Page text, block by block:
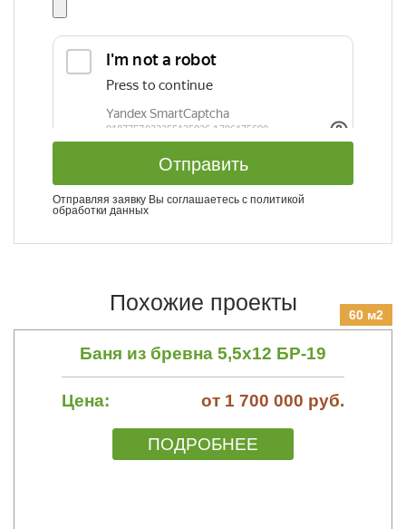
Отправить
Отправляя заявку Вы соглашаетесь с политикой
обработки данных
Похожие проекты 60 м2
Баня из бревна 5,5х12 БР-19
Цена: от 1 700 000 руб.
ПОДРОБНЕЕ